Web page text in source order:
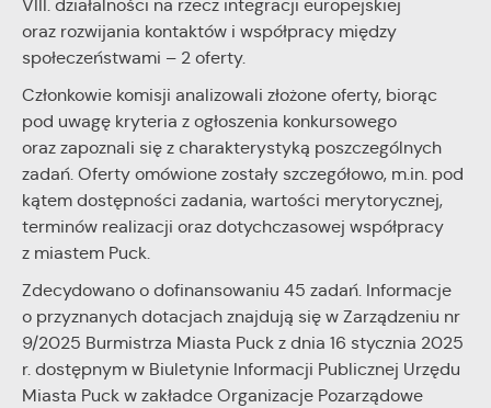
VIII. działalności na rzecz integracji europejskiej
oraz rozwijania kontaktów i współpracy między
społeczeństwami – 2 oferty.
Członkowie komisji analizowali złożone oferty, biorąc
pod uwagę kryteria z ogłoszenia konkursowego
oraz zapoznali się z charakterystyką poszczególnych
zadań. Oferty omówione zostały szczegółowo, m.in. pod
kątem dostępności zadania, wartości merytorycznej,
terminów realizacji oraz dotychczasowej współpracy
z miastem Puck.
Zdecydowano o dofinansowaniu 45 zadań. Informacje
o przyznanych dotacjach znajdują się w Zarządzeniu nr
9/2025 Burmistrza Miasta Puck z dnia 16 stycznia 2025
r. dostępnym w Biuletynie Informacji Publicznej Urzędu
Miasta Puck w zakładce Organizacje Pozarządowe